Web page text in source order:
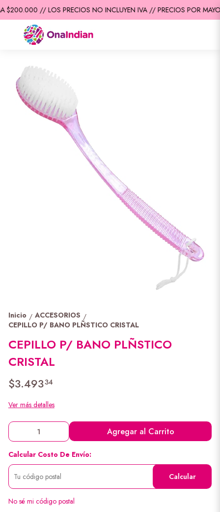
// LOS PRECIOS NO INCLUYEN IVA // PRECIOS POR
Inicio / ACCESORIOS /
CEPILLO P/ BANO PLÑSTICO CRISTAL
CEPILLO P/ BANO PLÑSTICO
CRISTAL
$3.49334
Ver más detalles
Agregar al Carrito
Calcular Costo De Envío:
Calcular
No sé mi código postal